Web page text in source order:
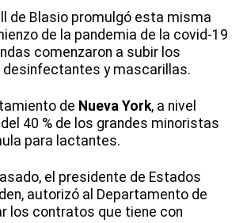
de Blasio promulgó esta misma
de la pandemia de la covid-19
comenzaron a subir los
desinfectantes y mascarillas.
de Nueva York, a nivel
40 % de los grandes minoristas
para lactantes.
el presidente de Estados
autorizó al Departamento de
los contratos que tiene con